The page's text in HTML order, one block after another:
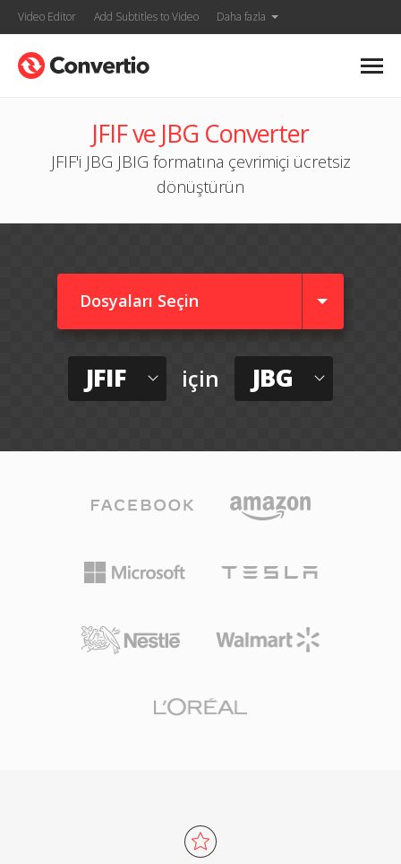
Video Editor Add Subtitles to Video Daha fazla
JFIF ve JBG Converter
JFIF'i JBG JBIG formatına çevrimiçi ücretsiz
dönüştürün
Dosyaları Seçin
JFIF için JBG